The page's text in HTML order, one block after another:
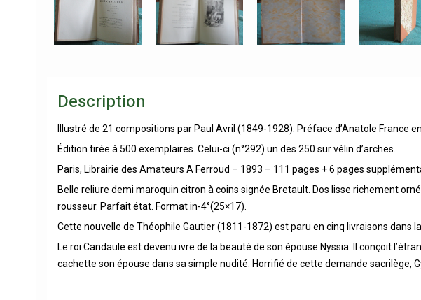
Description
Illustré de 21 compositions par Paul Avril (1849-1928). Préface d’Anatole France
Édition tirée à 500 exemplaires. Celui-ci (n°292) un des 250 sur vélin d’arches.
Paris, Librairie des Amateurs A Ferroud – 1893 – 111 pages + 6 pages
Belle reliure demi maroquin citron à coins signée Bretault. Dos lisse richement
rousseur. Parfait état. Format in-4°(25×17).
Cette nouvelle de Théophile Gautier (1811-1872) est paru en cinq livraisons dans
Le roi Candaule est devenu ivre de la beauté de son épouse Nyssia. Il conçoit
cachette son épouse dans sa simple nudité. Horrifié de cette demande sacrilège,